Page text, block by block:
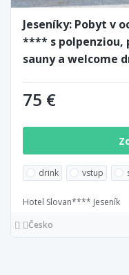
Jeseníky: Pobyt v
**** s polpenziou,
sauny a welcome
75 €
drink vstup
Hotel Slovan**** Jeseník
Česko